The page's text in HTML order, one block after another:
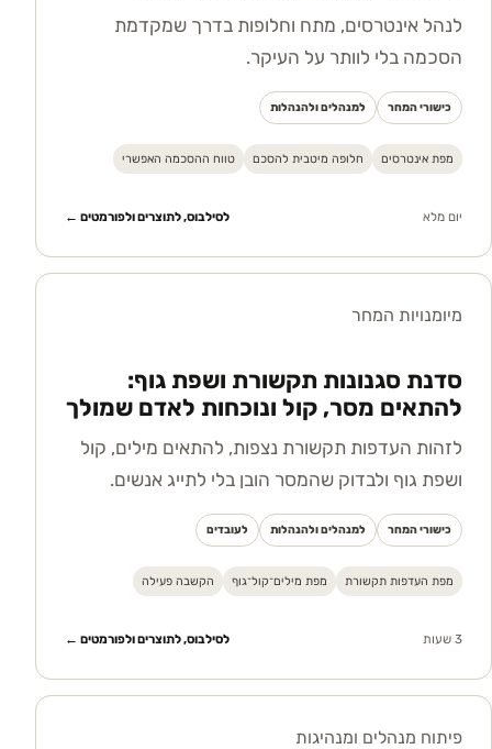
לנהל אינטרסים, מתח וחלופות בדרך שמקדמת
הסכמה בלי לוותר על העיקר.
כישורי המחר למנהלים ולהנהלות
מפת אינטרסים חלופה מיטבית להסכם טווח ההסכמה האפשרי
יום מלא לסילבוס, לתוצרים ולפורמטים ←
מיומנויות המחר
סדנת סגנונות תקשורת ושפת גוף:
להתאים מסר, קול ונוכחות לאדם שמולך
לזהות העדפות תקשורת נצפות, להתאים מילים, קול
ושפת גוף ולבדוק שהמסר הובן בלי לתייג אנשים.
כישורי המחר למנהלים ולהנהלות לעובדים
מפת העדפות תקשורת מפת מילים־קול־גוף הקשבה פעילה
3 שעות לסילבוס, לתוצרים ולפורמטים ←
פיתוח מנהלים ומנהיגות